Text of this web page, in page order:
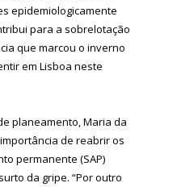
epidemiologicamente
para a sobrelotação
que marcou o inverno
em Lisboa neste
planeamento, Maria da
de reabrir os
permanente (SAP)
da gripe. “Por outro